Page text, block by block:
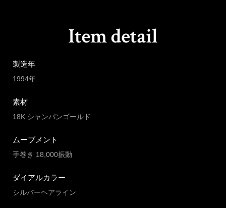
製造年
1994年
素材
18K シャンパンゴールド
ムーブメント
手巻き 18,000振動
ダイアルカラー
シルバーヘアライン